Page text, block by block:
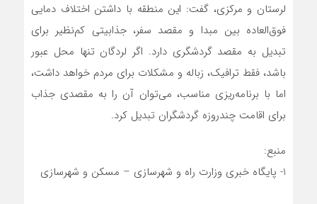
لرستان و مرکزی، گفت: این منطقه با داشتن اختلاف دمایی
فوق‌العاده بین مبدا و مقصد سفر، جذابیتی کم‌نظیر برای
تبدیل به مقصد گردشگری دارد. اگر لردگان تنها محل عبور
باشد، فقط ترافیک، زباله و مشکلات برای مردم خواهد داشت،
اما با برنامه‌ریزی مناسب، می‌توان آن را به مقصدی جذاب
برای اقامت چندروزه گردشگران تبدیل کرد.
منبع:
1- پایگاه خبری وزارت راه و شهرسازی – مسکن و شهرسازی